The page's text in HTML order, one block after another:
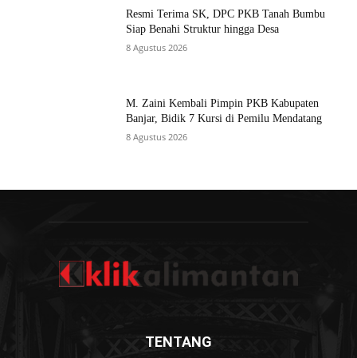
Resmi Terima SK, DPC PKB Tanah Bumbu
Siap Benahi Struktur hingga Desa
8 Agustus 2026
M. Zaini Kembali Pimpin PKB Kabupaten
Banjar, Bidik 7 Kursi di Pemilu Mendatang
8 Agustus 2026
TENTANG